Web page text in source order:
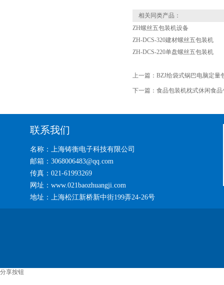
相关同类产品：
ZH螺丝五包装机设备
ZH-DCS-320建材螺丝五包装机
ZH-DCS-220单盘螺丝五包装机
上一篇： BZJ给袋式锅巴电脑定量
下一篇： 食品包装机枕式休闲食品
联系我们
名称：上海铸衡电子科技有限公司
邮箱：3068006483@qq.com
传真：021-61993269
网址：www.021baozhuangji.com
地址：上海松江新桥新中街199弄24-26号
分享按钮